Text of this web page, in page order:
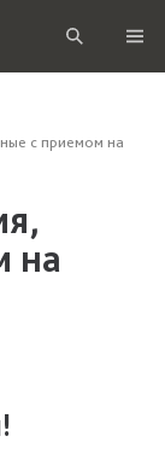
с приемом на
на